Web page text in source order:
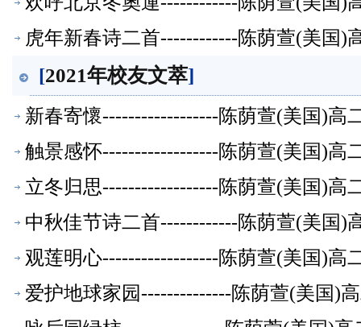
虎年新春诗二首------------陈荫萱(美国)
[2021年校友文萃]
新春寄懷------------------陈荫萱(美国)高
触景感怀------------------陈荫萱(美国)高
立冬归思------------------陈荫萱(美国)高
中秋佳节诗二首------------陈荫萱(美国)
观莲明心------------------陈荫萱(美国)高
爱护地球家园--------------陈荫萱(美国)